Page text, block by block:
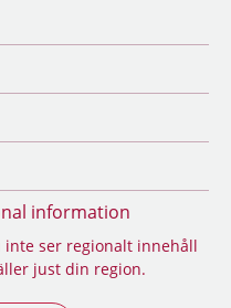
information
ser regionalt innehåll
just din region.